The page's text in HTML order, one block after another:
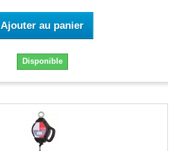
Ajouter au panier
Disponible